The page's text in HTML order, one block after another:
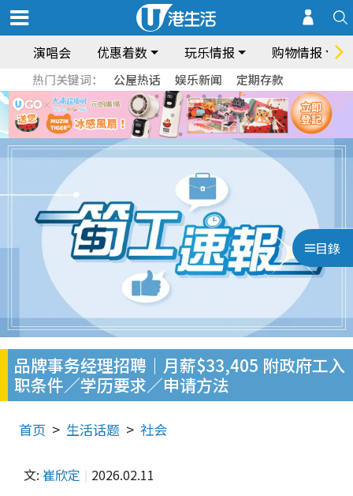
演唱会 优惠着数 玩乐情报 购物情报
热门关键词： 公屋热话 娱乐新闻 定期存款
目錄
品牌事务经理招聘｜月薪$33,405 附政府工入
职条件／学历要求／申请方法
首页 生活话题 社会
文: 崔欣定 2026.02.11